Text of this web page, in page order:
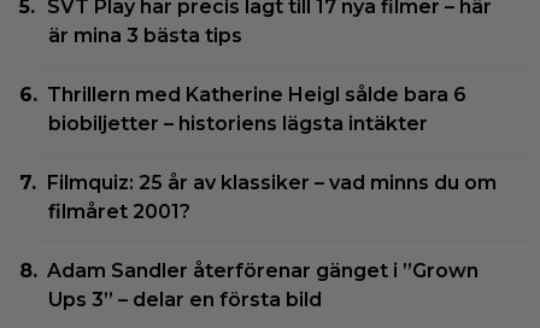
SVT Play har precis lagt till 17 nya filmer – här
är mina 3 bästa tips
Thrillern med Katherine Heigl sålde bara 6
biobiljetter – historiens lägsta intäkter
Filmquiz: 25 år av klassiker – vad minns du om
filmåret 2001?
Adam Sandler återförenar gänget i ”Grown
Ups 3” – delar en första bild